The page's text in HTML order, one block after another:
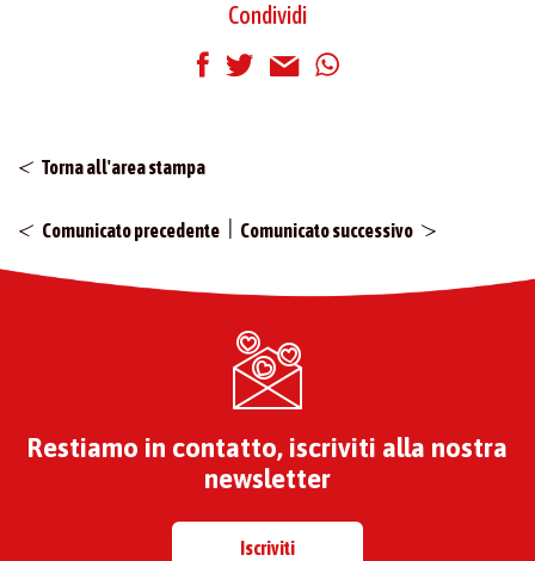
Condividi
Torna all'area stampa
Comunicato precedente Comunicato successivo
Restiamo in contatto, iscriviti alla nostra
newsletter
Iscriviti